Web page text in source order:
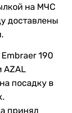
на МЧС
доставлены
190
AZAL
посадку в
принял